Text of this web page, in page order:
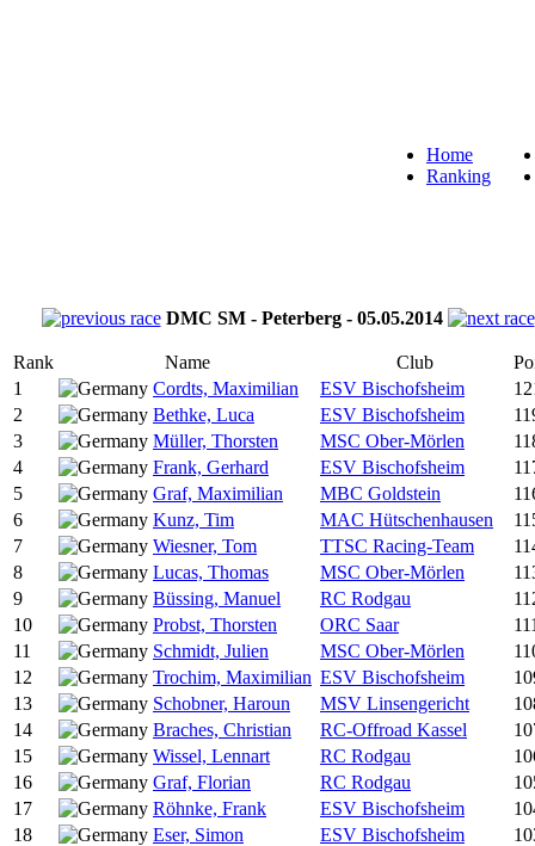
Home
Ranking
DMC SM - Peterberg - 05.05.2014
Rank Name Club
1
Cordts, Maximilian ESV Bischofsheim
2
Bethke, Luca ESV Bischofsheim
3
Müller, Thorsten MSC Ober-Mörlen
4
Frank, Gerhard ESV Bischofsheim
5
Graf, Maximilian MBC Goldstein
6
Kunz, Tim MAC Hütschenhausen
7
Wiesner, Tom TTSC Racing-Team
8
Lucas, Thomas MSC Ober-Mörlen
9
Büssing, Manuel RC Rodgau
10
Probst, Thorsten ORC Saar
11
Schmidt, Julien MSC Ober-Mörlen
12
Trochim, Maximilian ESV Bischofsheim
13
Schobner, Haroun MSV Linsengericht
14
Braches, Christian RC-Offroad Kassel
15
Wissel, Lennart RC Rodgau
16
Graf, Florian RC Rodgau
17
Röhnke, Frank ESV Bischofsheim
18
Eser, Simon ESV Bischofsheim